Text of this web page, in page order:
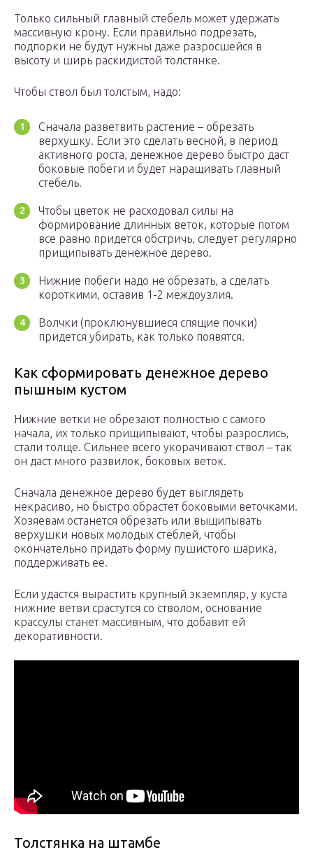
Только сильный главный стебель может удержать
массивную крону. Если правильно подрезать,
подпорки не будут нужны даже разросшейся в
высоту и ширь раскидистой толстянке.
Чтобы ствол был толстым, надо:
Сначала разветвить растение – обрезать
верхушку. Если это сделать весной, в период
активного роста, денежное дерево быстро даст
боковые побеги и будет наращивать главный
стебель.
Чтобы цветок не расходовал силы на
формирование длинных веток, которые потом
все равно придется обстричь, следует регулярно
прищипывать денежное дерево.
Нижние побеги надо не обрезать, а сделать
короткими, оставив 1-2 междоузлия.
Волчки (проклюнувшиеся спящие почки)
придется убирать, как только появятся.
Как сформировать денежное дерево
пышным кустом
Нижние ветки не обрезают полностью с самого
начала, их только прищипывают, чтобы разрослись,
стали толще. Сильнее всего укорачивают ствол – так
он даст много развилок, боковых веток.
Сначала денежное дерево будет выглядеть
некрасиво, но быстро обрастет боковыми веточками.
Хозяевам останется обрезать или выщипывать
верхушки новых молодых стеблей, чтобы
окончательно придать форму пушистого шарика,
поддерживать ее.
Если удастся вырастить крупный экземпляр, у куста
нижние ветви срастутся со стволом, основание
крассулы станет массивным, что добавит ей
декоративности.
Толстянка на штамбе